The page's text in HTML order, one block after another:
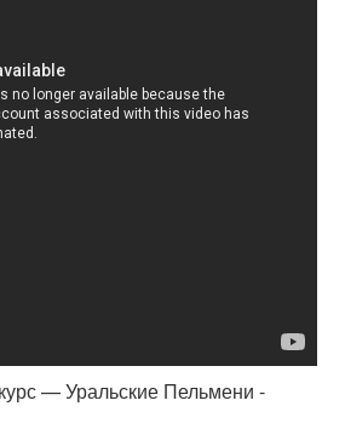
— Уральские Пельмени -